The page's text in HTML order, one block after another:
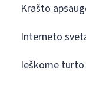
Krašto
Interneto
Ieškome turto